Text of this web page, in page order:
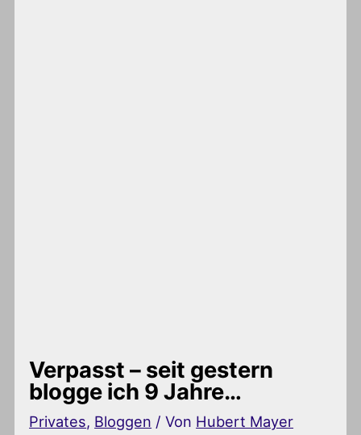
Verpasst – seit gestern
blogge ich 9 Jahre…
Privates, Bloggen / Von Hubert Mayer